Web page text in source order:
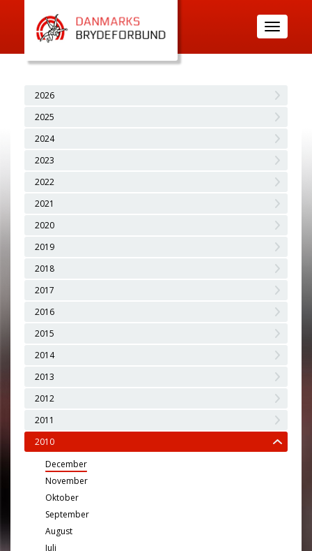
Toggle
navigation
2026
2025
2024
2023
2022
2021
2020
2019
2018
2017
2016
2015
2014
2013
2012
2011
2010
December
November
Oktober
September
August
Juli